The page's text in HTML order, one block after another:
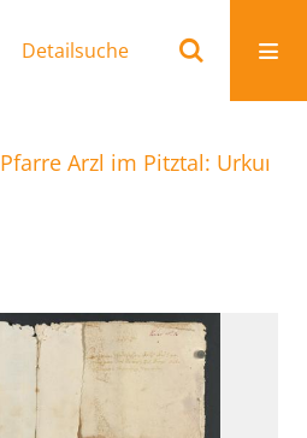
Detailsuche
Pfarre Arzl im Pitztal: